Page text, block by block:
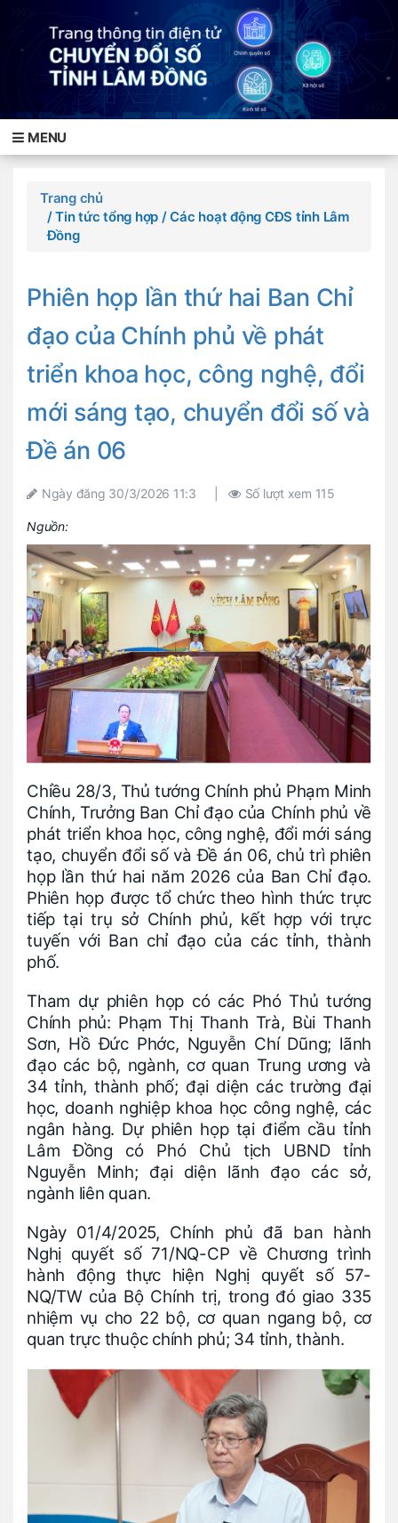
MENU
Trang chủ
/ Tin tức tổng hợp / Các hoạt động CĐS tỉnh Lâm
Đồng
Phiên họp lần thứ hai Ban Chỉ
đạo của Chính phủ về phát
triển khoa học, công nghệ, đổi
mới sáng tạo, chuyển đổi số và
Đề án 06
Ngày đăng 30/3/2026 11:3 Số lượt xem 115
Nguồn:
Chiều 28/3, Thủ tướng Chính phủ Phạm Minh
Chính, Trưởng Ban Chỉ đạo của Chính phủ về
phát triển khoa học, công nghệ, đổi mới sáng
tạo, chuyển đổi số và Đề án 06, chủ trì phiên
họp lần thứ hai năm 2026 của Ban Chỉ đạo.
Phiên họp được tổ chức theo hình thức trực
tiếp tại trụ sở Chính phủ, kết hợp với trực
tuyến với Ban chỉ đạo của các tỉnh, thành
phố.
Tham dự phiên họp có các Phó Thủ tướng
Chính phủ: Phạm Thị Thanh Trà, Bùi Thanh
Sơn, Hồ Đức Phớc, Nguyễn Chí Dũng; lãnh
đạo các bộ, ngành, cơ quan Trung ương và
34 tỉnh, thành phố; đại diện các trường đại
học, doanh nghiệp khoa học công nghệ, các
ngân hàng. Dự phiên họp tại điểm cầu tỉnh
Lâm Đồng có Phó Chủ tịch UBND tỉnh
Nguyễn Minh; đại diện lãnh đạo các sở,
ngành liên quan.
Ngày 01/4/2025, Chính phủ đã ban hành
Nghị quyết số 71/NQ-CP về Chương trình
hành động thực hiện Nghị quyết số 57-
NQ/TW của Bộ Chính trị, trong đó giao 335
nhiệm vụ cho 22 bộ, cơ quan ngang bộ, cơ
quan trực thuộc chính phủ; 34 tỉnh, thành.